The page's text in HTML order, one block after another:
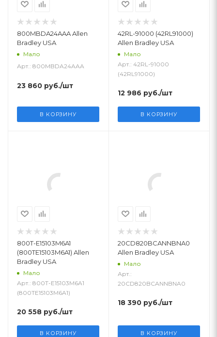
800MBDA24AAA Allen
Bradley USA
Мало
Арт.: 800MBDA24AAA
23 860 руб./шт
В КОРЗИНУ
42RL-91000 (42RL91000)
Allen Bradley USA
Мало
Арт.: 42RL-91000
(42RL91000)
12 986 руб./шт
В КОРЗИНУ
800T-E15103M6A1
(800TE15103M6A1) Allen
Bradley USA
Мало
Арт.: 800T-E15103M6A1
(800TE15103M6A1)
20 558 руб./шт
В КОРЗИНУ
20CD820BCANNBNA0
Allen Bradley USA
Мало
Арт.:
20CD820BCANNBNA0
18 390 руб./шт
В КОРЗИНУ